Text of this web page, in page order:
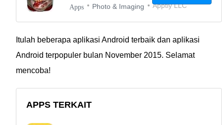
Apps Photo & Imaging Apptly LLC
Itulah beberapa aplikasi Android terbaik dan aplikasi
Android terpopuler bulan November 2015. Selamat
mencoba!
APPS TERKAIT